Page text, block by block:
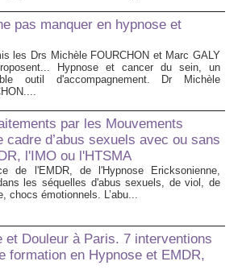
pas manquer en hypnose et
les Drs Michèle FOURCHON et Marc GALY
Hypnose et cancer du sein, un
outil d'accompagnement. Dr Michèle
par les Mouvements
cadre d’abus sexuels avec ou sans
l'IMO ou l'HTSMA
de l'EMDR, de l'Hypnose Ericksonienne,
les séquelles d'abus sexuels, de viol, de
chocs émotionnels. L’abu...
et Douleur à Paris. 7 interventions
formation en Hypnose et EMDR,